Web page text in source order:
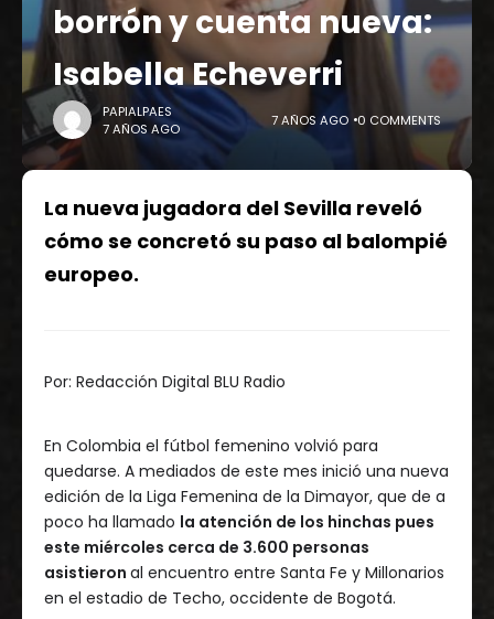
borrón y cuenta nueva:
Isabella Echeverri
PAPIALPAES
7 AÑOS AGO
7 AÑOS AGO 0 COMMENTS
La nueva jugadora del Sevilla reveló
cómo se concretó su paso al balompié
europeo.
Por: Redacción Digital BLU Radio
En Colombia el fútbol femenino volvió para
quedarse. A mediados de este mes inició una nueva
edición de la Liga Femenina de la Dimayor, que de a
poco ha llamado la atención de los hinchas pues
este miércoles cerca de 3.600 personas
asistieron al encuentro entre Santa Fe y Millonarios
en el estadio de Techo, occidente de Bogotá.